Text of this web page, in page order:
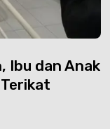
Ibu dan Anak